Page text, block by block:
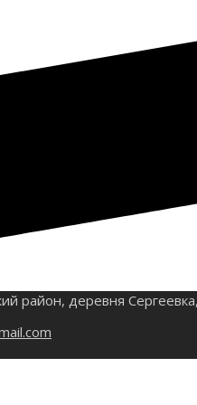
район, деревня